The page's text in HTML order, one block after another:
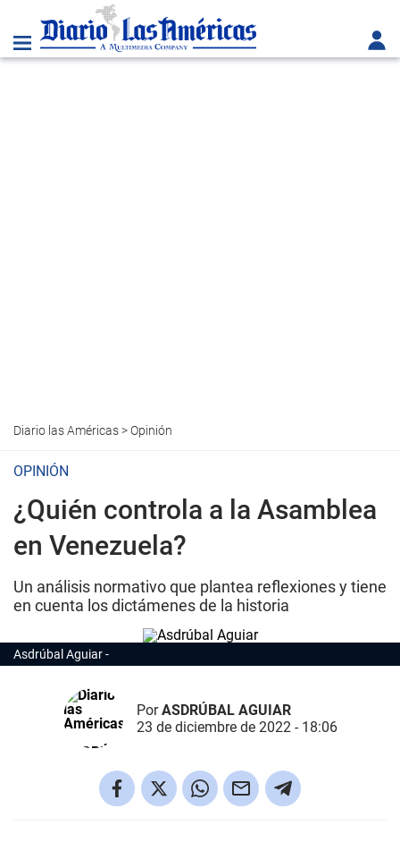
Diario las Américas>Opinión
OPINIÓN
¿Quién controla a la Asamblea
en Venezuela?
Un análisis normativo que plantea reflexiones y tiene
en cuenta los dictámenes de la historia
Asdrúbal Aguiar
PorASDRÚBAL AGUIAR
23 de diciembre de 2022 - 18:06